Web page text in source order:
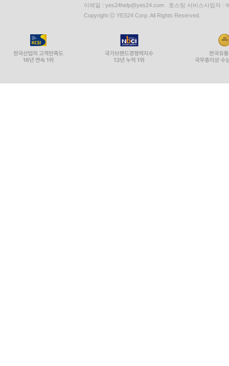
이메일 : yes24help@yes24.com 호스팅 서비스사업자 :
Copyright ⓒ YES24 Corp. All Rights Reserved.